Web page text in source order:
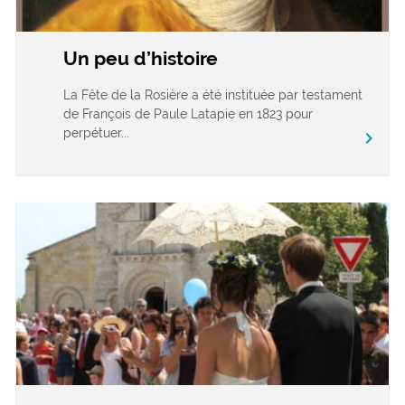
Un peu d’histoire
La Fête de la Rosière a été instituée par testament
de François de Paule Latapie en 1823 pour
perpétuer...
chevron_right